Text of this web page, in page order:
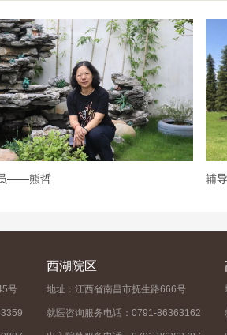
——熊哲 辅
号
西湖院区
地址：江西省南昌市抚生路666号
就医咨询服务电话：0791-86363162